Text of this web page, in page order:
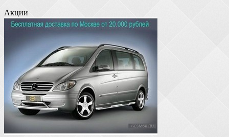
Акции